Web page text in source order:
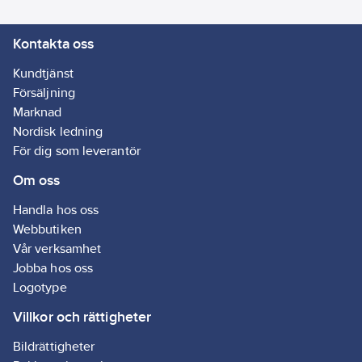
Kontakta oss
Kundtjänst
Försäljning
Marknad
Nordisk ledning
För dig som leverantör
Om oss
Handla hos oss
Webbutiken
Vår verksamhet
Jobba hos oss
Logotype
Villkor och rättigheter
Bildrättigheter